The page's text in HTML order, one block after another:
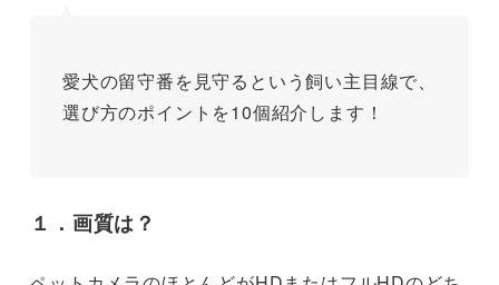
愛犬の留守番を見守るという飼い主目線で、
選び方のポイントを10個紹介します！
１ ．画質は？